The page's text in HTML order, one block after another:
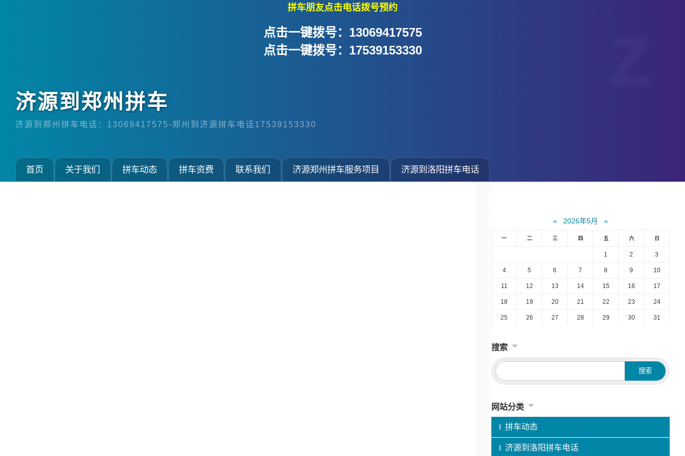
拼车朋友点击电话拨号预约
点击一键拨号：13069417575
点击一键拨号：17539153330
济源到郑州拼车
济源到郑州拼车电话：13069417575-郑州到济源拼车电话17539153330
首页 关于我们 拼车动态 拼车资费 联系我们 济源郑州拼车服务项目 济源到洛阳拼车电话
« 2026年5月 »
一 二 三 四 五 六 日
1 2 3
4 5 6 7 8 9 10
11 12 13 14 15 16 17
18 19 20 21 22 23 24
25 26 27 28 29 30 31
搜索
网站分类
拼车动态
济源到洛阳拼车电话